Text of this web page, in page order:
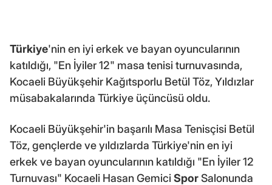
Türkiye'nin en iyi erkek ve bayan oyuncularının
katıldığı, "En İyiler 12" masa tenisi turnuvasında,
Kocaeli Büyükşehir Kağıtsporlu Betül Töz, Yıldızlar
müsabakalarında Türkiye üçüncüsü oldu.
Kocaeli Büyükşehir'in başarılı Masa Tenisçisi Betül
Töz, gençlerde ve yıldızlarda Türkiye'nin en iyi
erkek ve bayan oyuncularının katıldığı "En İyiler 12
Turnuvası" Kocaeli Hasan GemiciSporSalonunda